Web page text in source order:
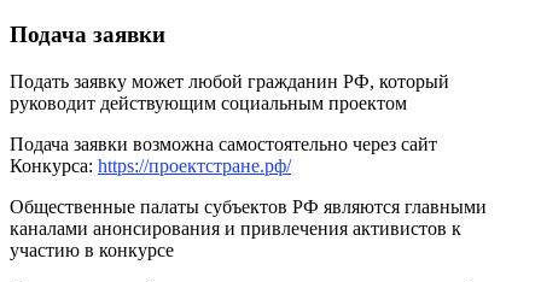
Подача заявки
Подать заявку может любой гражданин РФ, который
руководит действующим социальным проектом
Подача заявки возможна самостоятельно через сайт
Конкурса: https://проектстране.рф/
Общественные палаты субъектов РФ являются главными
каналами анонсирования и привлечения активистов к
участию в конкурсе